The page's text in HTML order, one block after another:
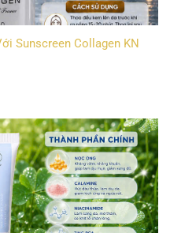
Sunscreen Collagen KN